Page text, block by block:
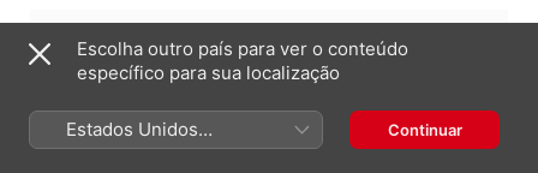
Herbert Henck
Herbert Henck
2:26
Escolha outro país para ver o conteúdo
específico para sua localização
Estados Unidos
(Português Brasil)
Continuar